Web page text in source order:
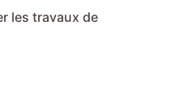
les travaux de